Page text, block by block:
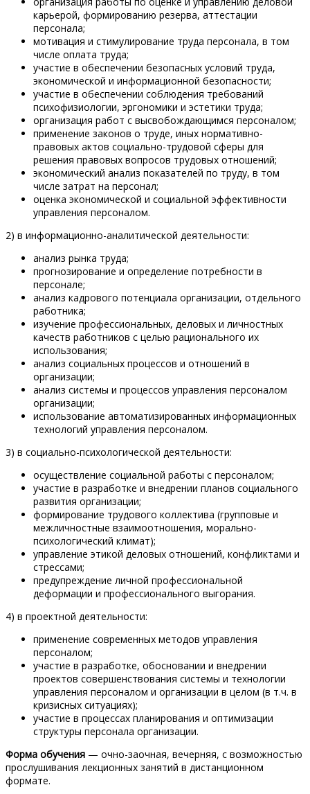
карьерой, формированию резерва, аттестации
персонала;
мотивация и стимулирование труда персонала, в том
числе оплата труда;
участие в обеспечении безопасных условий труда,
экономической и информационной безопасности;
участие в обеспечении соблюдения требований
психофизиологии, эргономики и эстетики труда;
организация работ с высвобождающимся персоналом;
применение законов о труде, иных нормативно-
правовых актов социально-трудовой сферы для
решения правовых вопросов трудовых отношений;
экономический анализ показателей по труду, в том
числе затрат на персонал;
оценка экономической и социальной эффективности
управления персоналом.
2) в информационно-аналитической деятельности:
анализ рынка труда;
прогнозирование и определение потребности в
персонале;
анализ кадрового потенциала организации, отдельного
работника;
изучение профессиональных, деловых и личностных
качеств работников с целью рационального их
использования;
анализ социальных процессов и отношений в
организации;
анализ системы и процессов управления персоналом
организации;
использование автоматизированных информационных
технологий управления персоналом.
3) в социально-психологической деятельности:
осуществление социальной работы с персоналом;
участие в разработке и внедрении планов социального
развития организации;
формирование трудового коллектива (групповые и
межличностные взаимоотношения, морально-
психологический климат);
управление этикой деловых отношений, конфликтами и
стрессами;
предупреждение личной профессиональной
деформации и профессионального выгорания.
4) в проектной деятельности:
применение современных методов управления
персоналом;
участие в разработке, обосновании и внедрении
проектов совершенствования системы и технологии
управления персоналом и организации в целом (в т.ч. в
кризисных ситуациях);
участие в процессах планирования и оптимизации
структуры персонала организации.
Форма обучения — очно-заочная, вечерняя, с возможностью
прослушивания лекционных занятий в дистанционном
формате.